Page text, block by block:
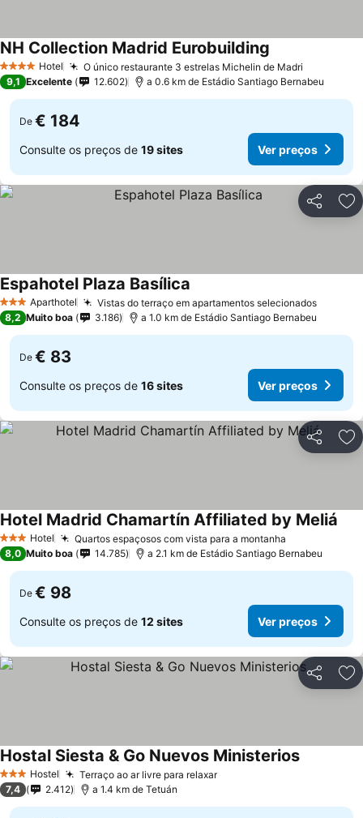
4 EstrelasHotel O único restaurante 3 estrelas Michelin de Madri
NH Collection Madrid Eurobuilding
9,1 Excelente 12.602 a 0.6 km de Estádio Santiago Bernabeu
De € 184
Consulte os preços de 19 sites Ver preços
Partilhar
3 EstrelasAparthotel Vistas do terraço em apartamentos selecionadosVer
Espahotel Plaza Basílica
8,2 Muito boa 3.186 a 1.0 km de Estádio Santiago Bernabeu
De € 83
Consulte os preços de 16 sites Ver preços
Partilhar
3 EstrelasHotel Quartos espaçosos com vista para a montanha
Hotel Madrid Chamartín Affiliated by Meliá
8,0 Muito boa 14.785 a 2.1 km de Estádio Santiago Bernabeu
De € 98
Consulte os preços de 12 sites Ver preços
Partilhar
3 EstrelasHostel Terraço ao ar livre para relaxarVer preços
Hostal Siesta & Go Nuevos MinisteriosVer
7,4 2.412 a 1.4 km de Tetuán